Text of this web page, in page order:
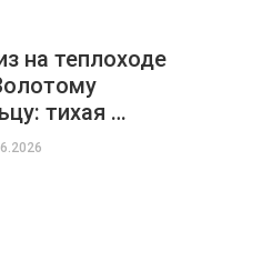
на теплоходе
тихая …